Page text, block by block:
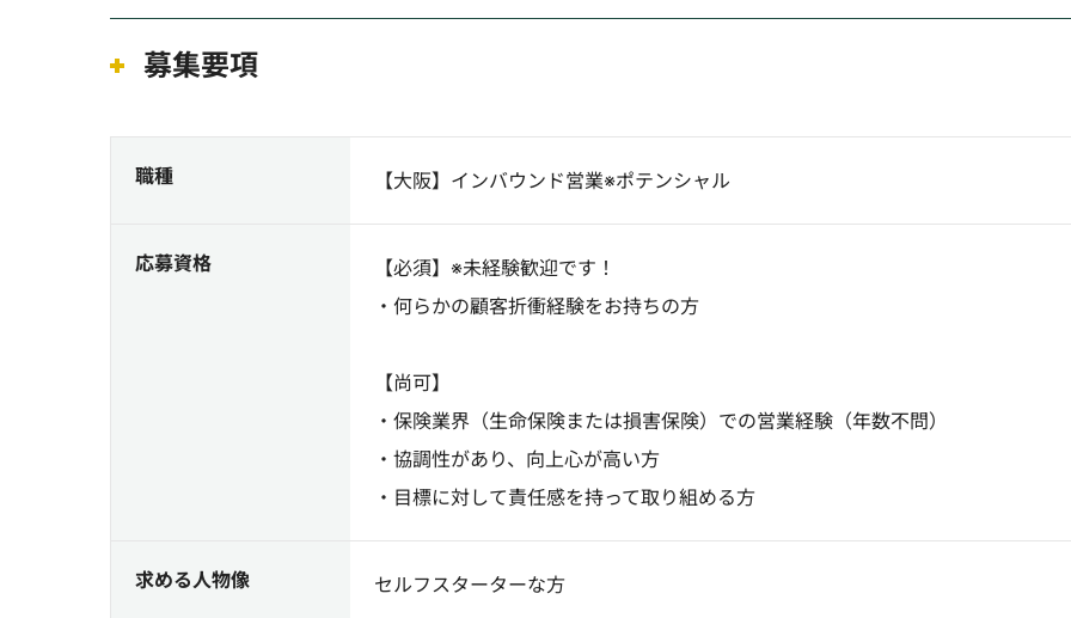
募集要項
職種 【大阪】インバウンド営業※ポテンシャル
応募資格
【必須】※未経験歓迎です！
・何らかの顧客折衝経験をお持ちの方
【尚可】
・保険業界（生命保険または損害保険）での営業経験（年数不問）
・協調性があり、向上心が高い方
・目標に対して責任感を持って取り組める方
求める人物像 セルフスターターな方